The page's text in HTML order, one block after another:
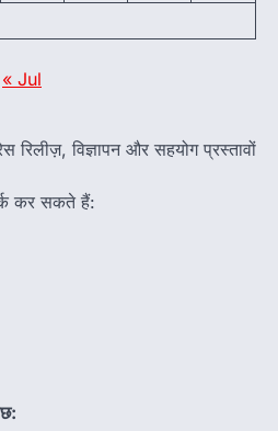
« Jul
विज्ञापन और सहयोग प्रस्तावों
कर सकते हैं: